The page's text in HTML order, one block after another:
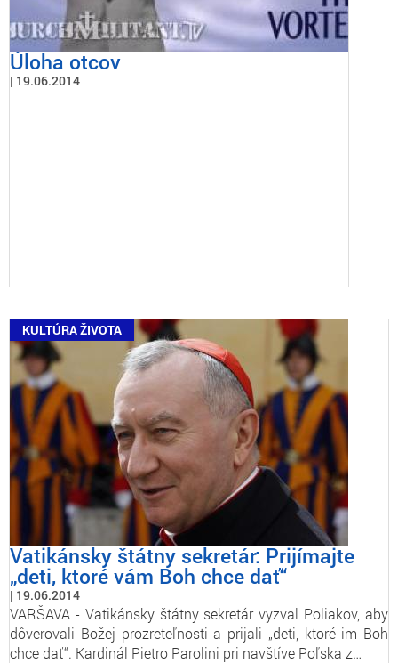
Úloha otcov
19.06.2014
KULTÚRA ŽIVOTA
Vatikánsky štátny sekretár: Prijímajte
„deti, ktoré vám Boh chce dať“
19.06.2014
VARŠAVA - Vatikánsky štátny sekretár vyzval Poliakov, aby
dôverovali Božej prozreteľnosti a prijali „deti, ktoré im Boh
chce dať“. Kardinál Pietro Parolini pri navštíve Poľska z…